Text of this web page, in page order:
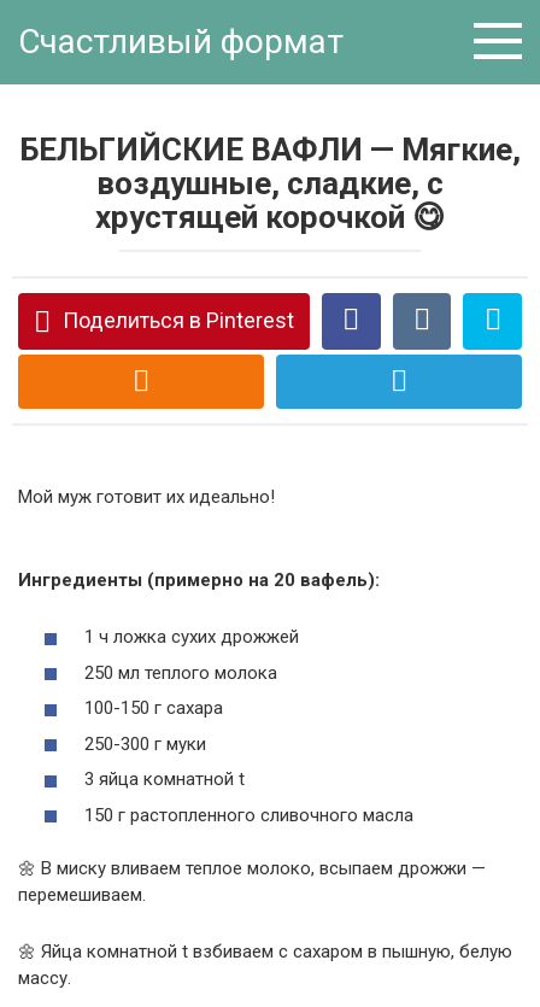
Счастливый формат
БЕЛЬГИЙСКИЕ ВАФЛИ — Мягкие,
воздушные, сладкие, с
хрустящей корочкой 😋
Поделиться в Pinterest
Мой муж готовит их идеально!
Ингредиенты (примерно на 20 вафель):
1 ч ложка сухих дрожжей
250 мл теплого молока
100-150 г сахара
250-300 г муки
3 яйца комнатной t
150 г растопленного сливочного масла
🌼 В миску вливаем теплое молоко, всыпаем дрожжи —
перемешиваем.
🌼 Яйца комнатной t взбиваем с сахаром в пышную, белую
массу.